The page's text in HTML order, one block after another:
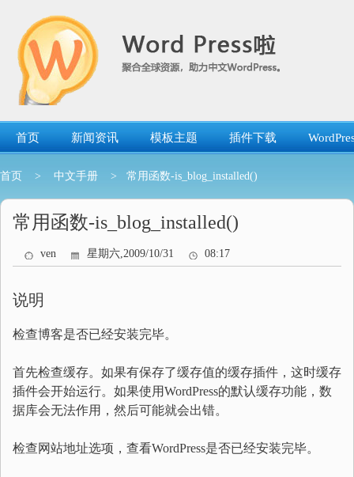
首页 新闻资讯 模板主题 插件下载
首页 > 中文手册 > 常用函数-is_blog_installed()
常用函数-is_blog_installed()
ven 星期六,2009/10/31 08:17
说明
检查博客是否已经安装完毕。
首先检查缓存。如果有保存了缓存值的缓存插件，这时缓存
插件会开始运行。如果使用WordPress的默认缓存功能，数
据库会无法作用，然后可能就会出错。
检查网站地址选项，查看WordPress是否已经安装完毕。